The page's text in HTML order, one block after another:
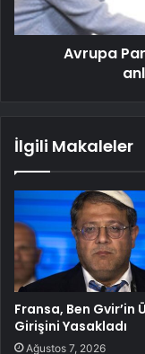
Avrupa
İlgili Makaleler
Fransa, Ben Gvir’in
Girişini Yasakladı
Ağustos 7, 2026